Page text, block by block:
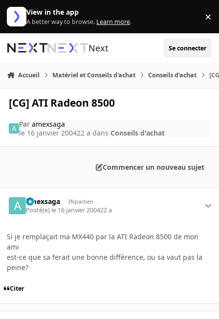
Aller au contenu
View in the app
A better way to browse. Learn more. ×
Next Se connecter
Accueil Matériel et Conseils d'achat Conseils d'achat
[CG] ATI Radeon 8500
Paramexsaga
le 16 janvier 200422 a dans Conseils d'achat
Commencer un nouveau sujet
amexsaga INpactien
Posté(e) le 16 janvier 200422 a
Si je remplaçait ma MX440 par la ATI Radeon 8500 de mon
ami
est-ce que sa ferait une bonne différence, ou sa vaut pas la
peine?
Citer